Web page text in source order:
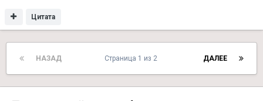
Цитата
НАЗАД ДАЛЕЕ
Страница 1 из 2